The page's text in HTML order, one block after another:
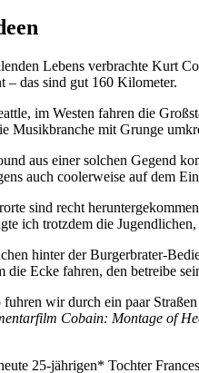
Lebens verbrachte Kurt
– das sind gut 160 Kilometer.
im Westen fahren die
Musikbranche mit Grunge
aus einer solchen Gegend
auch coolerweise auf dem
sind recht
ich trotzdem die
hinter der Burgerbrater-
die Ecke fahren, den betreibe
wir durch ein paar
Cobain: Montage of
25-jährigen* Tochter